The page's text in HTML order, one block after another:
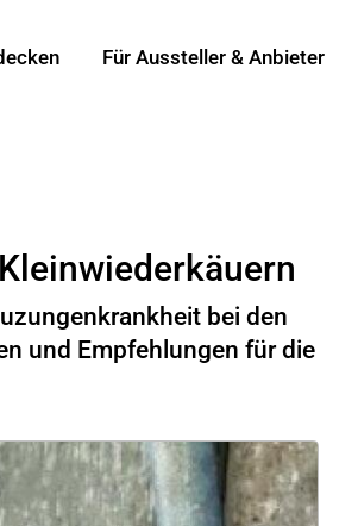
Für Aussteller & Anbieter
bei den
und Empfehlungen für die